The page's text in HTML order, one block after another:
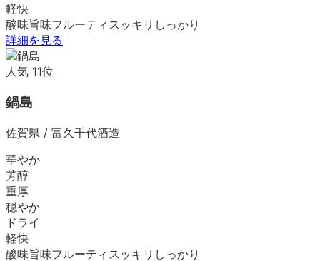
軽快
酸味旨味フルーティ スッキリ しっかり
詳細を見る
人気 11位
鍋島
佐賀県 / 富久千代酒造
華やか
芳醇
重厚
穏やか
ドライ
軽快
酸味旨味フルーティ スッキリ しっかり